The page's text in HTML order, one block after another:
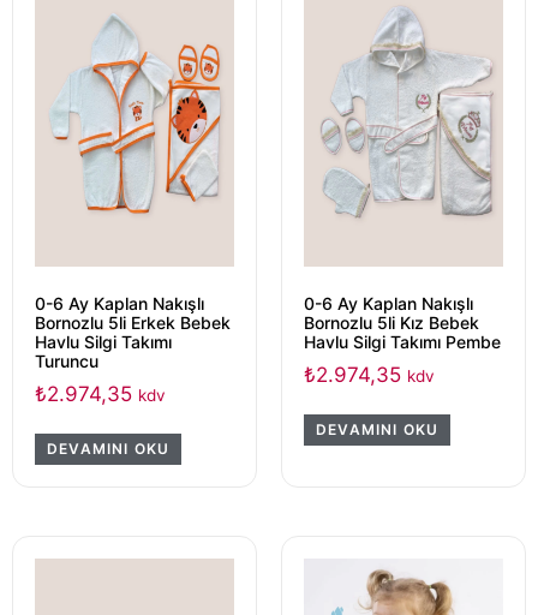
0-6 Ay Kaplan Nakışlı
Bornozlu 5li Erkek Bebek
Havlu Silgi Takımı
Turuncu
₺2.974,35 kdv
DEVAMINI OKU
0-6 Ay Kaplan Nakışlı
Bornozlu 5li Kız Bebek
Havlu Silgi Takımı Pembe
₺2.974,35 kdv
DEVAMINI OKU